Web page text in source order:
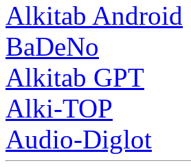
Alkitab Android
BaDeNo
Alkitab GPT
Alki-TOP
Audio-Diglot